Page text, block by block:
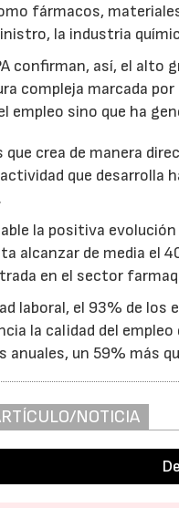
fármacos,
la industria
confirman, así, el alto
compleja marcada
empleo sino que ha
que crea de manera
que
la positiva
alcanzar de media el
en el sector
laboral, el 93% de
la calidad del
anuales, un 59% más
NOTICIA